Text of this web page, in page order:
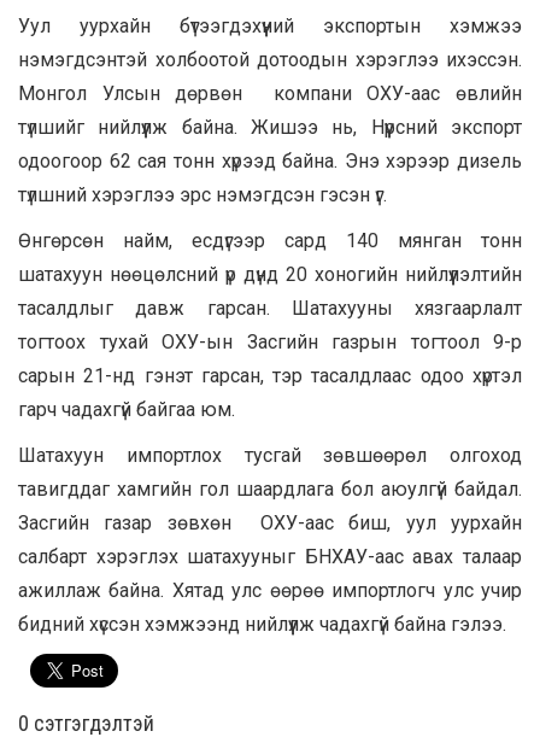
Уул уурхайн бүтээгдэхүүний экспортын хэмжээ
нэмэгдсэнтэй холбоотой дотоодын хэрэглээ ихэссэн.
Монгол Улсын дөрвөн компани ОХУ-аас өвлийн
түлшийг нийлүүлж байна. Жишээ нь, Нүүрсний экспорт
одоогоор 62 сая тонн хүрээд байна. Энэ хэрээр дизель
түлшний хэрэглээ эрс нэмэгдсэн гэсэн үг.
Өнгөрсөн найм, есдүгээр сард 140 мянган тонн
шатахуун нөөцөлсний үр дүнд 20 хоногийн нийлүүлэлтийн
тасалдлыг давж гарсан. Шатахууны хязгаарлалт
тогтоох тухай ОХУ-ын Засгийн газрын тогтоол 9-р
сарын 21-нд гэнэт гарсан, тэр тасалдлаас одоо хүртэл
гарч чадахгүй байгаа юм.
Шатахуун импортлох тусгай зөвшөөрөл олгоход
тавигддаг хамгийн гол шаардлага бол аюулгүй байдал.
Засгийн газар зөвхөн ОХУ-аас биш, уул уурхайн
салбарт хэрэглэх шатахууныг БНХАУ-аас авах талаар
ажиллаж байна. Хятад улс өөрөө импортлогч улс учир
бидний хүссэн хэмжээнд нийлүүлж чадахгүй байна гэлээ.
0 cэтгэгдэлтэй